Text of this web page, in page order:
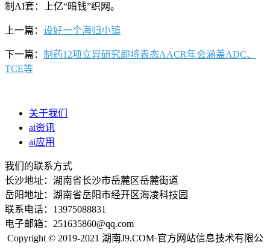
制AI套：上亿“暗钱”织网。
上一篇： 设好一个海归小镇
下一篇： 制药12项立异研究即将表态AACR年会涵盖ADC、
TCE等
关于我们
ai资讯
ai应用
我们的联系方式
长沙地址：湖南省长沙市岳麓区岳麓街道
岳阳地址：湖南省岳阳市经开区海凌科技园
联系电话：13975088831
电子邮箱：251635860@qq.com
Copyright © 2019-2021 湖南J9.COM·官方网站信息技术有限公